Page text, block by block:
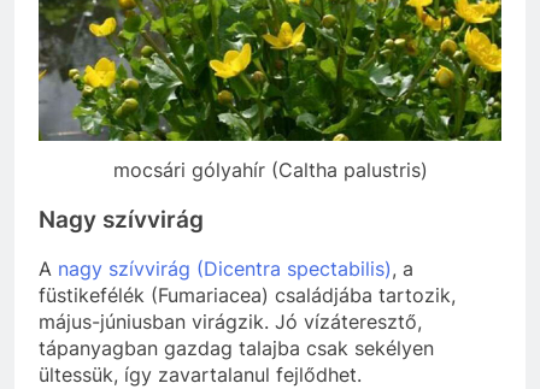
mocsári gólyahír (Caltha palustris)
Nagy szívvirág
A nagy szívvirág (Dicentra spectabilis), a
füstikefélék (Fumariacea) családjába tartozik,
május-júniusban virágzik. Jó vízáteresztő,
tápanyagban gazdag talajba csak sekélyen
ültessük, így zavartalanul fejlődhet.